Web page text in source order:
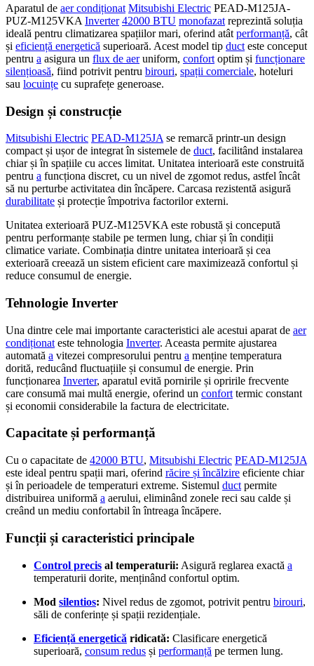
Aparatul de aer condiționat Mitsubishi Electric PEAD-M125JA-
PUZ-M125VKA Inverter 42000 BTU monofazat reprezintă soluția
ideală pentru climatizarea spațiilor mari, oferind atât performanță, cât
și eficiență energetică superioară. Acest model tip duct este conceput
pentru a asigura un flux de aeruniform, confort optim și funcționare
silențioasă, fiind potrivit pentru birouri, spații comerciale, hoteluri
sau locuințe cu suprafețe generoase.
Design și construcție
Mitsubishi Electric PEAD-M125JA se remarcă printr-un design
compact și ușor de integrat în sistemele de duct, facilitând instalarea
chiar și în spațiile cu acces limitat. Unitatea interioară este construită
pentru a funcționa discret, cu un nivel de zgomot redus, astfel încât
să nu perturbe activitatea din încăpere. Carcasa rezistentă asigură
durabilitate și protecție împotriva factorilor externi.
Unitatea exterioară PUZ-M125VKA este robustă și concepută
pentru performanțe stabile pe termen lung, chiar și în condiții
climatice variate. Combinația dintre unitatea interioară și cea
exterioară creează un sistem eficient care maximizează confortul și
reduce consumul de energie.
Tehnologie Inverter
Una dintre cele mai importante caracteristici ale acestui aparat de aer
condiționat este tehnologia Inverter. Aceasta permite ajustarea
automată a vitezei compresorului pentru a menține temperatura
dorită, reducând fluctuațiile și consumul de energie. Prin
funcționarea Inverter, aparatul evită pornirile și opririle frecvente
care consumă mai multă energie, oferind un confort termic constant
și economii considerabile la factura de electricitate.
Capacitate și performanță
Cu o capacitate de 42000 BTU, Mitsubishi Electric PEAD-M125JA
este ideal pentru spații mari, oferind răcire și încălzire eficiente chiar
și în perioadele de temperaturi extreme. Sistemul duct permite
distribuirea uniformă a aerului, eliminând zonele reci sau calde și
creând un mediu confortabil în întreaga încăpere.
Funcții și caracteristici principale
Control precis al temperaturii: Asigură reglarea exactă a
temperaturii dorite, menținând confortul optim.
Mod silentios: Nivel redus de zgomot, potrivit pentru birouri,
săli de conferințe și spații rezidențiale.
Eficiență energetică ridicată: Clasificare energetică
superioară, consum redus și performanță pe termen lung.